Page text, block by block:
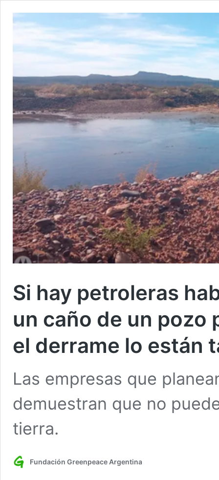
Si hay petroleras
un caño de un pozo
el derrame lo están
Las empresas que
demuestran que no
tierra.
Fundación Greenpeace Argentina